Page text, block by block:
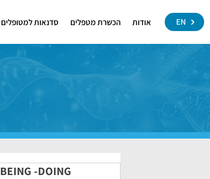
אודות הכשרת מטפלים סדנאות למטופלים EN
BEING -DOING